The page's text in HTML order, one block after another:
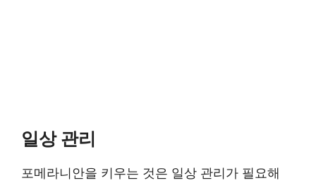
일상 관리
포메라니안을 키우는 것은 일상 관리가 필요해